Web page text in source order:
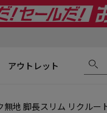
アウトレット
地 脚長スリム リクル